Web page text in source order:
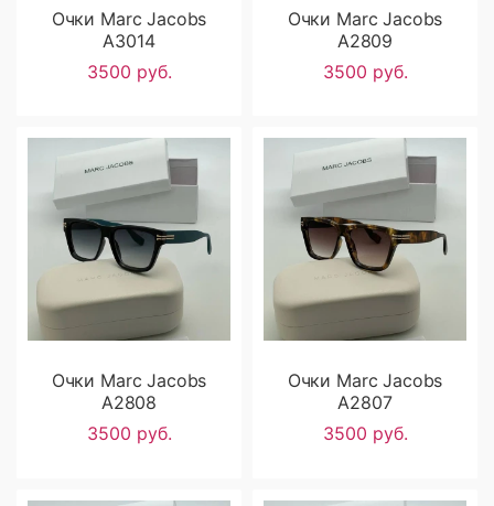
Очки Marc Jacobs
A3014
3500 руб.
Очки Marc Jacobs
A2809
3500 руб.
Очки Marc Jacobs
A2808
3500 руб.
Очки Marc Jacobs
A2807
3500 руб.